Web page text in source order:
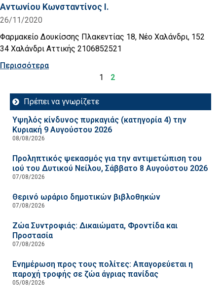
Αντωνίου Κωνσταντίνος Ι.
26/11/2020
Φαρμακείο Δουκίσσης Πλακεντίας 18, Νέο Χαλάνδρι, 152
34 Χαλάνδρι Αττικής 2106852521
Περισσότερα
1
2
Πρέπει να γνωρίζετε
Υψηλός κίνδυνος πυρκαγιάς (κατηγορία 4) την
Κυριακή 9 Αυγούστου 2026
08/08/2026
Προληπτικός ψεκασμός για την αντιμετώπιση του
ιού του Δυτικού Νείλου, Σάββατο 8 Αυγούστου 2026
07/08/2026
Θερινό ωράριο δημοτικών βιβλοθηκών
07/08/2026
Ζώα Συντροφιάς: Δικαιώματα, Φροντίδα και
Προστασία
07/08/2026
Ενημέρωση προς τους πολίτες: Απαγορεύεται η
παροχή τροφής σε ζώα άγριας πανίδας
05/08/2026